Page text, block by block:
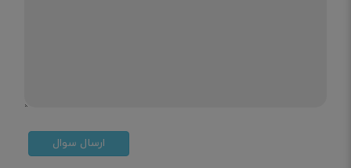
ارسال سوال